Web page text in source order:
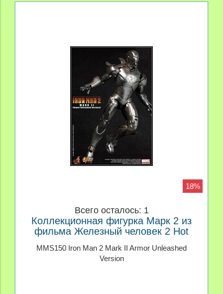
18%
Всего осталось: 1
Коллекционная фигурка Марк 2 из
фильма Железный человек 2 Hot
MMS150 Iron Man 2 Mark II Armor Unleashed
Version